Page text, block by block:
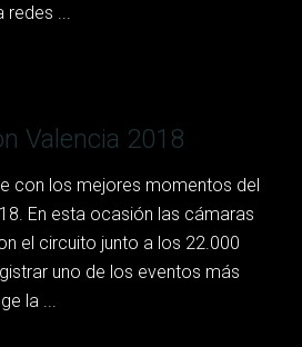
...
Valencia 2018
con los mejores momentos del
En esta ocasión las cámaras
el circuito junto a los 22.000
uno de los eventos más
la ...